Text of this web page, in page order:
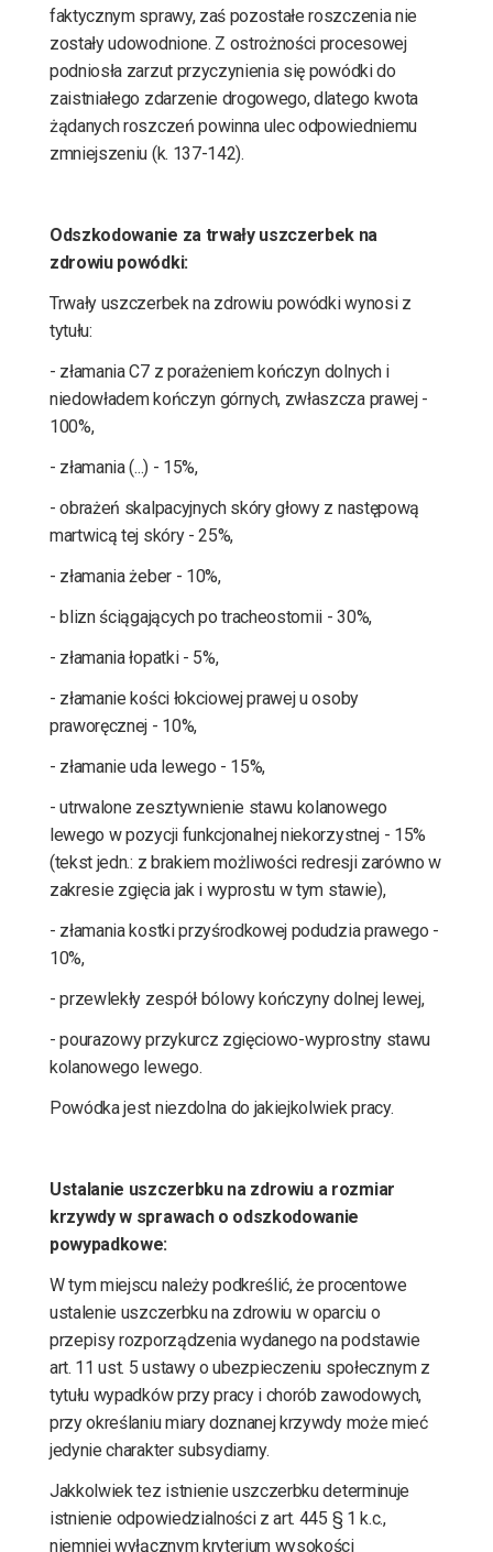
faktycznym sprawy, zaś pozostałe roszczenia nie
zostały udowodnione. Z ostrożności procesowej
podniosła zarzut przyczynienia się powódki do
zaistniałego zdarzenie drogowego, dlatego kwota
żądanych roszczeń powinna ulec odpowiedniemu
zmniejszeniu (k. 137-142).
Odszkodowanie za trwały uszczerbek na
zdrowiu powódki:
Trwały uszczerbek na zdrowiu powódki wynosi z
tytułu:
- złamania C7 z porażeniem kończyn dolnych i
niedowładem kończyn górnych, zwłaszcza prawej -
100%,
- złamania (...) - 15%,
- obrażeń skalpacyjnych skóry głowy z następową
martwicą tej skóry - 25%,
- złamania żeber - 10%,
- blizn ściągających po tracheostomii - 30%,
- złamania łopatki - 5%,
- złamanie kości łokciowej prawej u osoby
praworęcznej - 10%,
- złamanie uda lewego - 15%,
- utrwalone zesztywnienie stawu kolanowego
lewego w pozycji funkcjonalnej niekorzystnej - 15%
(tekst jedn.: z brakiem możliwości redresji zarówno w
zakresie zgięcia jak i wyprostu w tym stawie),
- złamania kostki przyśrodkowej podudzia prawego -
10%,
- przewlekły zespół bólowy kończyny dolnej lewej,
- pourazowy przykurcz zgięciowo-wyprostny stawu
kolanowego lewego.
Powódka jest niezdolna do jakiejkolwiek pracy.
Ustalanie uszczerbku na zdrowiu a rozmiar
krzywdy w sprawach o odszkodowanie
powypadkowe:
W tym miejscu należy podkreślić, że procentowe
ustalenie uszczerbku na zdrowiu w oparciu o
przepisy rozporządzenia wydanego na podstawie
art. 11 ust. 5 ustawy o ubezpieczeniu społecznym z
tytułu wypadków przy pracy i chorób zawodowych,
przy określaniu miary doznanej krzywdy może mieć
jedynie charakter subsydiarny.
Jakkolwiek tez istnienie uszczerbku determinuje
istnienie odpowiedzialności z art. 445 § 1 k.c.,
niemniej wyłącznym kryterium wysokości